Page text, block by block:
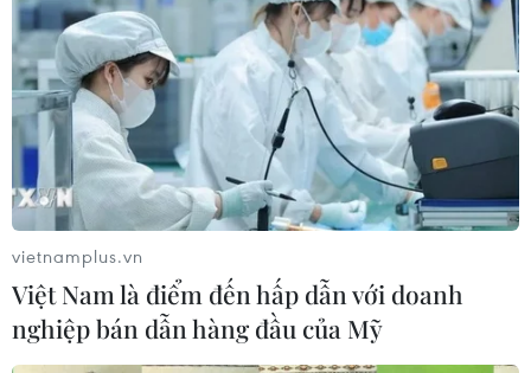
vietnamplus.vn
Việt Nam là điểm đến hấp dẫn với doanh
nghiệp bán dẫn hàng đầu của Mỹ